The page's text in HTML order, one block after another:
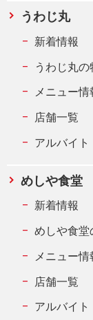
うわじ丸
新着情報
うわじ丸の
メニュー情
店舗一覧
アルバイ
めしや食堂
新着情報
めしや食堂
メニュー情
店舗一覧
アルバイ